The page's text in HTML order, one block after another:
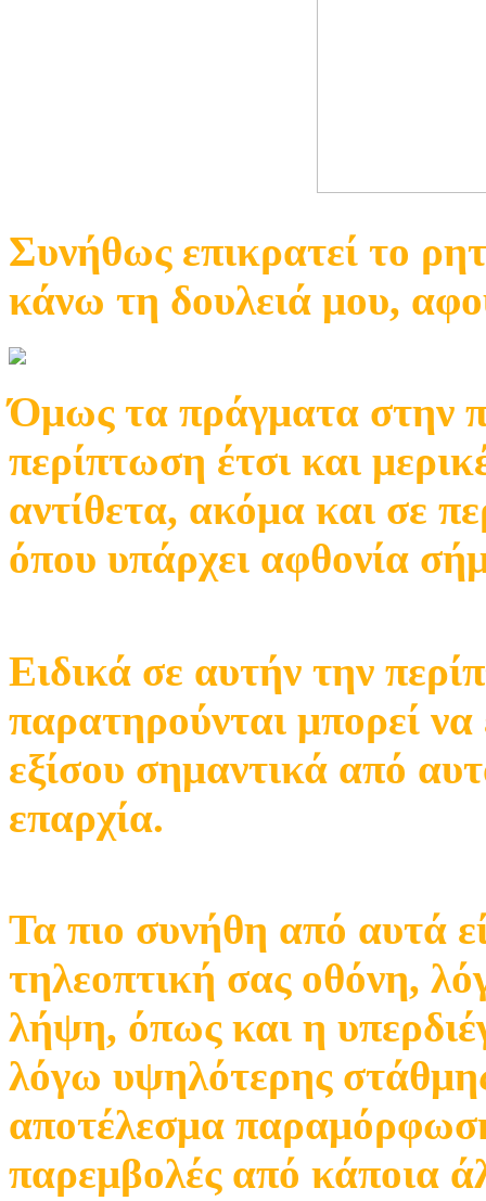
Συνήθως επικρατεί το
κάνω τη δουλειά μου,
Όμως τα πράγματα στην
περίπτωση έτσι και
αντίθετα, ακόμα και σε
όπου υπάρχει αφθονία
Ειδικά σε αυτήν την
παρατηρούνται μπορεί να
εξίσου σημαντικά από
επαρχία.
Τα πιο συνήθη από αυτά
τηλεοπτική σας οθόνη,
λήψη, όπως και η
λόγω υψηλότερης
αποτέλεσμα
παρεμβολές από κάποια